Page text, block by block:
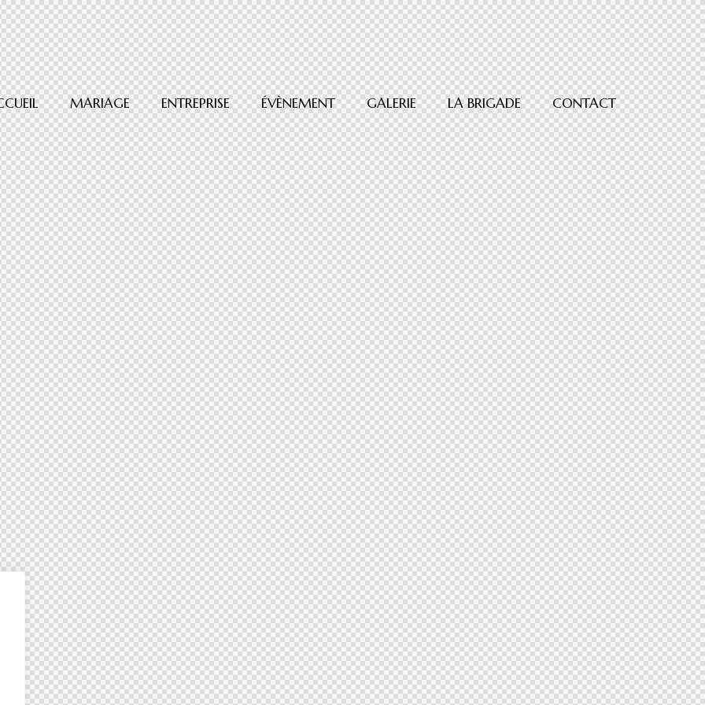
MARIAGE ENTREPRISE ÉVÈNEMENT GALERIE LA BRIGADE CONTACT